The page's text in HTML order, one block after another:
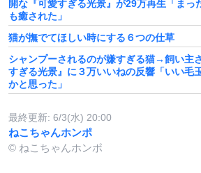
開な『可愛すぎる光景』が29万再生「まっ
も癒された」
猫が撫でてほしい時にする６つの仕草
シャンプーされるのが嫌すぎる猫→飼い主
すぎる光景』に３万いいねの反響「いい毛
かと思った」
最終更新: 6/3(水) 20:00
ねこちゃんホンポ
© ねこちゃんホンポ